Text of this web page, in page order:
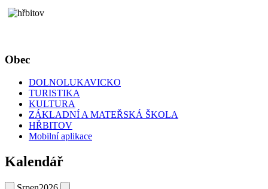
Obec
DOLNOLUKAVICKO
TURISTIKA
KULTURA
ZÁKLADNÍ A MATEŘSKÁ ŠKOLA
HŘBITOV
Mobilní aplikace
Kalendář